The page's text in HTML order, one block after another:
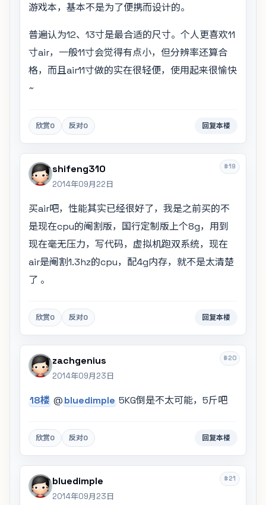
游戏本，基本不是为了便携而设计的。
普遍认为12、13寸是最合适的尺寸。个人更喜欢11
寸air，一般11寸会觉得有点小，但分辨率还算合
格，而且air11寸做的实在很轻便，使用起来很愉快
~
欣赏0 反对0 回复本楼
#19
shifeng310
2014年09月22日
买air吧，性能其实已经很好了，我是之前买的不
是现在cpu的阉割版，国行定制版上个8g，用到
现在毫无压力，写代码，虚拟机跑双系统，现在
air是阉割1.3hz的cpu，配4g内存，就不是太清楚
了 。
欣赏0 反对0 回复本楼
#20
zachgenius
2014年09月23日
18楼 @bluedimple 5KG倒是不太可能，5斤吧
欣赏0 反对0 回复本楼
#21
bluedimple
2014年09月23日